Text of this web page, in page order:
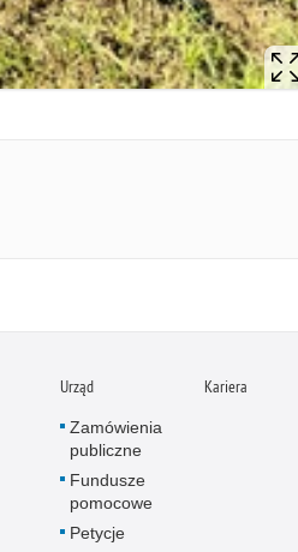
Urząd
Zamówienia
publiczne
Fundusze
pomocowe
Petycje
Kariera